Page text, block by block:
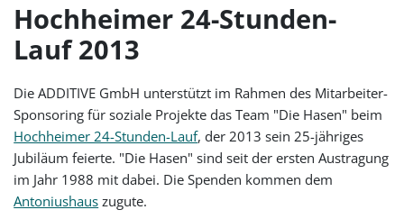
Hochheimer 24-Stunden-
Lauf 2013
Die ADDITIVE GmbH unterstützt im Rahmen des Mitarbeiter-
Sponsoring für soziale Projekte das Team "Die Hasen" beim
Hochheimer 24-Stunden-Lauf, der 2013 sein 25-jähriges
Jubiläum feierte. "Die Hasen" sind seit der ersten Austragung
im Jahr 1988 mit dabei. Die Spenden kommen dem
Antoniushaus zugute.